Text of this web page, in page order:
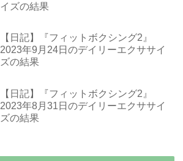
イズの結果
【日記】『フィットボクシング2』
2023年9月24日のデイリーエクササイ
ズの結果
【日記】『フィットボクシング2』
2023年8月31日のデイリーエクササイ
ズの結果